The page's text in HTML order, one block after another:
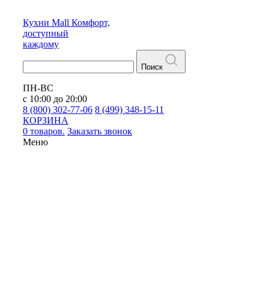
Кухни Mall Комфорт,
доступный
каждому
Поиск
ПН-ВС
с 10:00 до 20:00
8 (800) 302-77-06 8 (499) 348-15-11
КОРЗИНА
0 товаров. Заказать звонок
Меню